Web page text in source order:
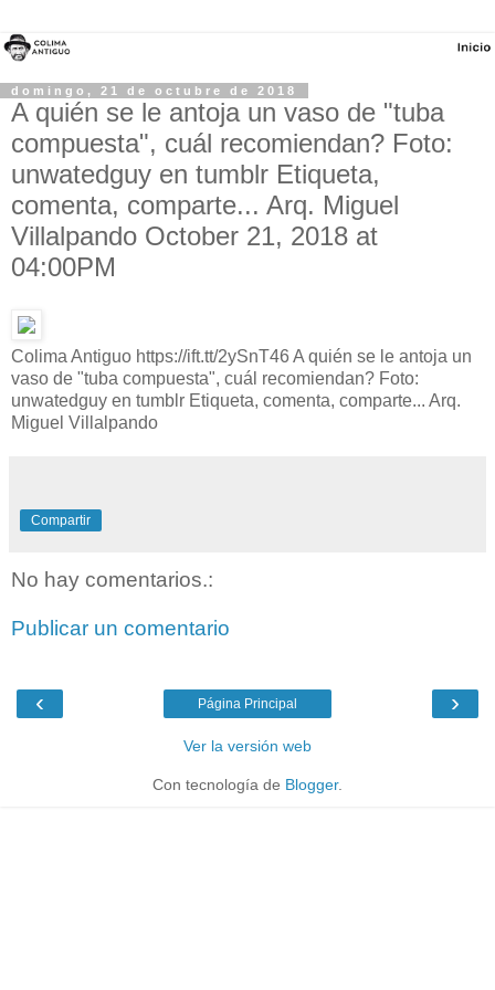
domingo, 21 de octubre de 2018
A quién se le antoja un vaso de "tuba
compuesta", cuál recomiendan? Foto:
unwatedguy en tumblr Etiqueta,
comenta, comparte... Arq. Miguel
Villalpando October 21, 2018 at
04:00PM
Colima Antiguo https://ift.tt/2ySnT46 A quién se le antoja un
vaso de "tuba compuesta", cuál recomiendan? Foto:
unwatedguy en tumblr Etiqueta, comenta, comparte... Arq.
Miguel Villalpando
Compartir
No hay comentarios.:
Publicar un comentario
‹ ›
Página Principal
Ver la versión web
Con tecnología de Blogger.